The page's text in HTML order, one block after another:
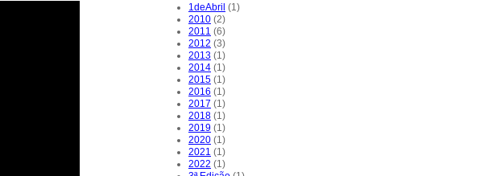
1deAbril (1)
2010 (2)
2011 (6)
2012 (3)
2013 (1)
2014 (1)
2015 (1)
2016 (1)
2017 (1)
2018 (1)
2019 (1)
2020 (1)
2021 (1)
2022 (1)